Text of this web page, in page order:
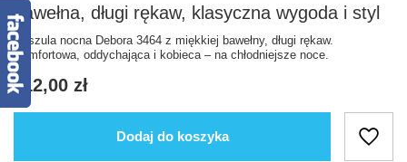
bawełna, długi rękaw, klasyczna wygoda i styl
Koszula nocna Debora 3464 z miękkiej bawełny, długi rękaw.
Komfortowa, oddychająca i kobieca – na chłodniejsze noce.
112,00 zł
Dodaj do koszyka